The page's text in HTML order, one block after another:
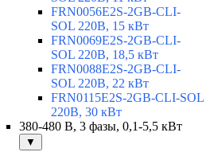
FRN0056E2S-2GB-CLI-
SOL 220В, 15 кВт
FRN0069E2S-2GB-CLI-
SOL 220В, 18,5 кВт
FRN0088E2S-2GB-CLI-
SOL 220В, 22 кВт
FRN0115E2S-2GB-CLI-SOL
220В, 30 кВт
380-480 В, 3 фазы, 0,1-5,5 кВт
▼